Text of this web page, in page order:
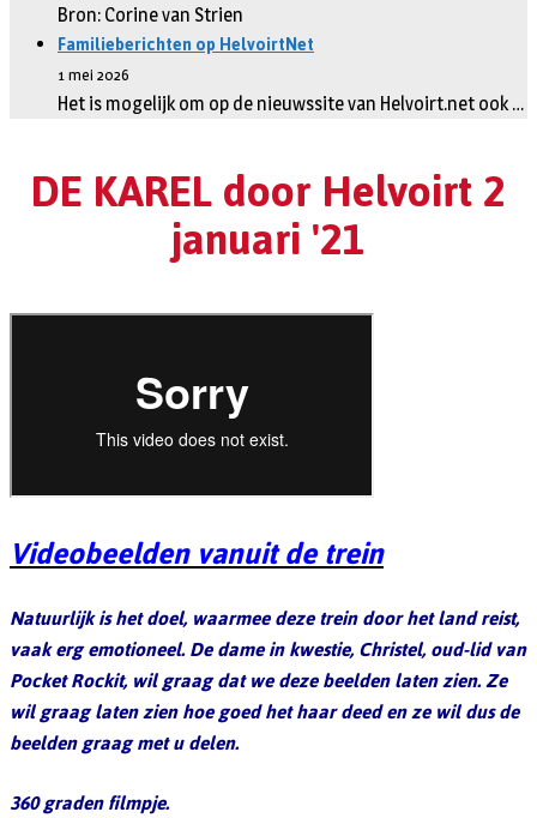
Bron: Corine van Strien
Familieberichten op HelvoirtNet
1 mei 2026
Het is mogelijk om op de nieuwssite van Helvoirt.net ook …
DE KAREL door Helvoirt 2
januari '21
Videobeelden vanuit de trein
Natuurlijk is het doel, waarmee deze trein door het land reist,
vaak erg emotioneel. De dame in kwestie, Christel, oud-lid van
Pocket Rockit, wil graag dat we deze beelden laten zien. Ze
wil graag laten zien hoe goed het haar deed en ze wil dus de
beelden graag met u delen.
360 graden filmpje.